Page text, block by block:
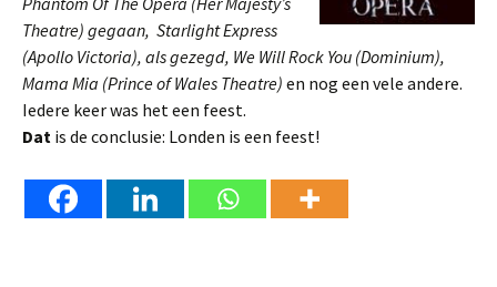
Theatre) gegaan, Starlight Express
(Apollo Victoria), als gezegd, We Will Rock You (Dominium),
Mama Mia (Prince of Wales Theatre) en nog een vele andere.
Iedere keer was het een feest.
Dat is de conclusie: Londen is een feest!